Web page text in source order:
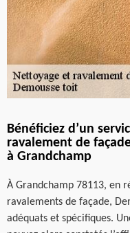
Bénéficiez d’un
ravalement de
à Grandchamp
À Grandchamp 78113, en
ravalements de façade,
adéquats et spécifiques.